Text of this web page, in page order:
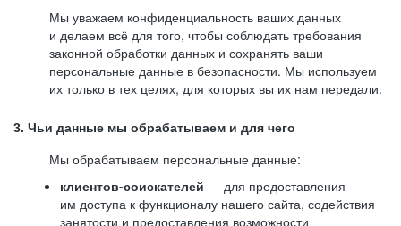
Мы уважаем конфиденциальность ваших данных
и делаем всё для того, чтобы соблюдать требования
законной обработки данных и сохранять ваши
персональные данные в безопасности. Мы используем
их только в тех целях, для которых вы их нам передали.
3. Чьи данные мы обрабатываем и для чего
Мы обрабатываем персональные данные:
клиентов-соискателей — для предоставления
им доступа к функционалу нашего сайта, содействия
занятости и предоставления возможности